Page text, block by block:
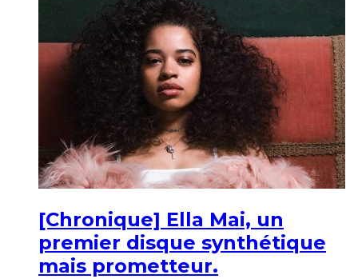
[Chronique] Ella Mai, un
premier disque synthétique
mais prometteur.